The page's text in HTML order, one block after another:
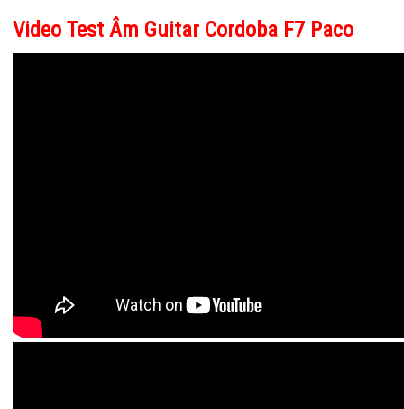
Video Test Âm Guitar Cordoba F7 Paco